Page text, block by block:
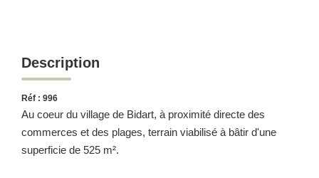
Description
Réf : 996
Au coeur du village de Bidart, à proximité directe des
commerces et des plages, terrain viabilisé à bâtir d'une
superficie de 525 m².